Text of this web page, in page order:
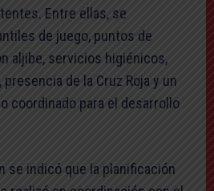
Entre ellas, se
de juego, puntos de
aljibe, servicios higiénicos,
de la Cruz Roja y un
coordinado para el desarrollo
se indicó que la planificación